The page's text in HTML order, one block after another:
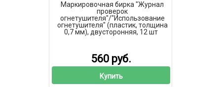
Маркировочная бирка "Журнал
проверок
огнетушителя"/"Использование
огнетушителя" (пластик, толщина
0,7 мм), двусторонняя, 12 шт
560 руб.
Купить